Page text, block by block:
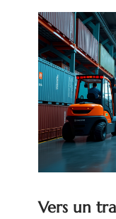
Vers un